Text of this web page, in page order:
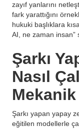
zayıf yanlarını
fark yarattığını
hukuki başlıklara
AI, ne zaman insan”
Şarkı
Nasıl
Mekanik
Şarkı yapan yapay
eğitilen modellerle